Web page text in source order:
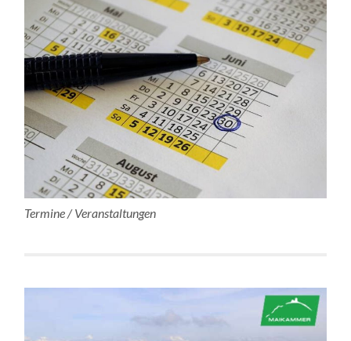
Termine / Veranstaltungen